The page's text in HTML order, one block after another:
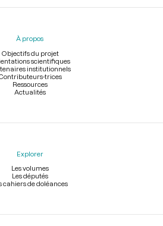
À propos
Objectifs du projet
scientifiques
institutionnels
trices
Ressources
Actualités
Explorer
Les volumes
Les députés
cahiers de doléances